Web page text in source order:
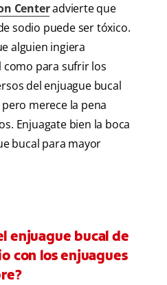
Centeradvierte que
sodio puede ser tóxico.
alguien ingiera
como para sufrir los
del enjuague bucal
merece la pena
Enjuagate bien la boca
bucal para mayor
enjuague bucal de
con los enjuagues